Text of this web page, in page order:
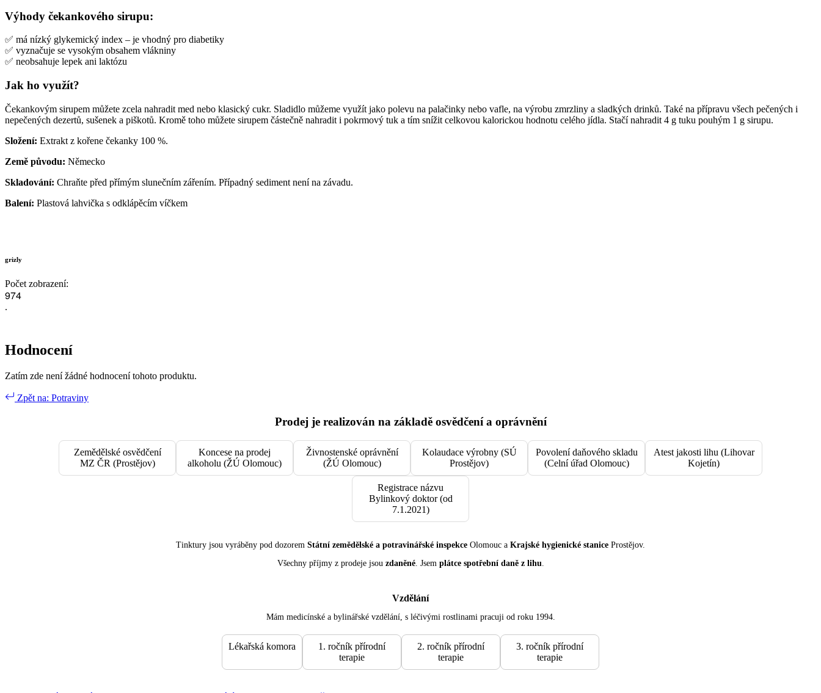
Výhody čekankového sirupu:
✅ má nízký glykemický index – je vhodný pro diabetiky
✅ vyznačuje se vysokým obsahem vlákniny
✅ neobsahuje lepek ani laktózu
Jak ho využít?
Čekankovým sirupem můžete zcela nahradit med nebo klasický cukr. Sladidlo můžeme využít jako polevu na palačinky nebo vafle, na výrobu zmrzliny a sladkých drinků. Také na přípravu všech pečených i
nepečených dezertů, sušenek a piškotů. Kromě toho můžete sirupem částečně nahradit i pokrmový tuk a tím snížit celkovou kalorickou hodnotu celého jídla. Stačí nahradit 4 g tuku pouhým 1 g sirupu.
Složení: Extrakt z kořene čekanky 100 %.
Země původu: Německo
Skladování: Chraňte před přímým slunečním zářením. Případný sediment není na závadu.
Balení: Plastová lahvička s odklápěcím víčkem
grizly
Počet zobrazení:
974
.
Hodnocení
Zatím zde není žádné hodnocení tohoto produktu.
Zpět na: Potraviny
Prodej je realizován na základě osvědčení a oprávnění
Zemědělské osvědčení
MZ ČR (Prostějov)
Koncese na prodej
alkoholu (ŽÚ Olomouc)
Živnostenské oprávnění
(ŽÚ Olomouc)
Kolaudace výrobny (SÚ
Prostějov)
Povolení daňového skladu
(Celní úřad Olomouc)
Atest jakosti lihu (Lihovar
Kojetín)
Registrace názvu
Bylinkový doktor (od
7.1.2021)
Tinktury jsou vyráběny pod dozorem Státní zemědělské a potravinářské inspekce Olomouc a Krajské hygienické stanice Prostějov.
Všechny příjmy z prodeje jsou zdaněné. Jsem plátce spotřební daně z lihu
Vzdělání
Mám medicínské a bylinářské vzdělání, s léčivými rostlinami pracuji od roku 1994.
Lékařská komora
1. ročník přírodní
terapie
2. ročník přírodní
terapie
3. ročník přírodní
terapie